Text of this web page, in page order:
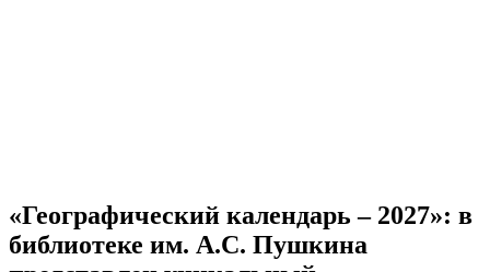
«Географический календарь – 2027»: в
библиотеке им. А.С. Пушкина